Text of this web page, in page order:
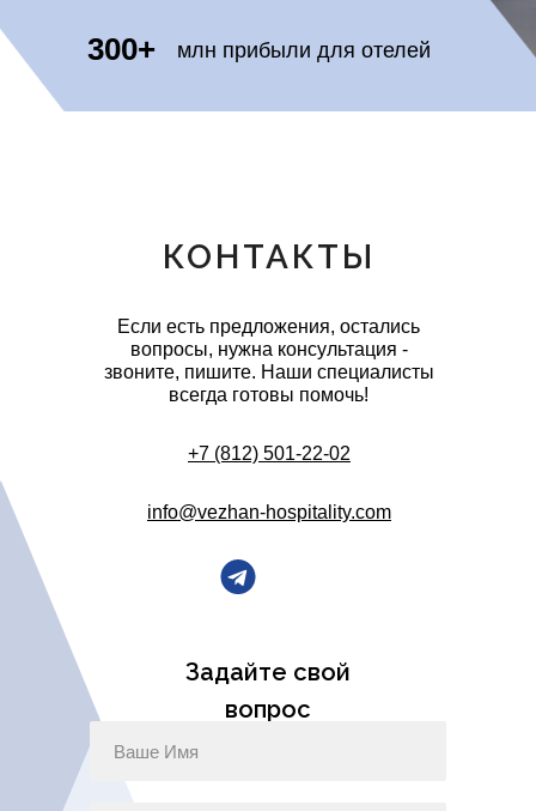
300+ млн прибыли для отелей
КОНТАКТЫ
Если есть предложения, остались
вопросы, нужна консультация -
звоните, пишите. Наши специалисты
всегда готовы помочь!
+7 (812) 501-22-02
info@vezhan-hospitality.com
Задайте свой
вопрос